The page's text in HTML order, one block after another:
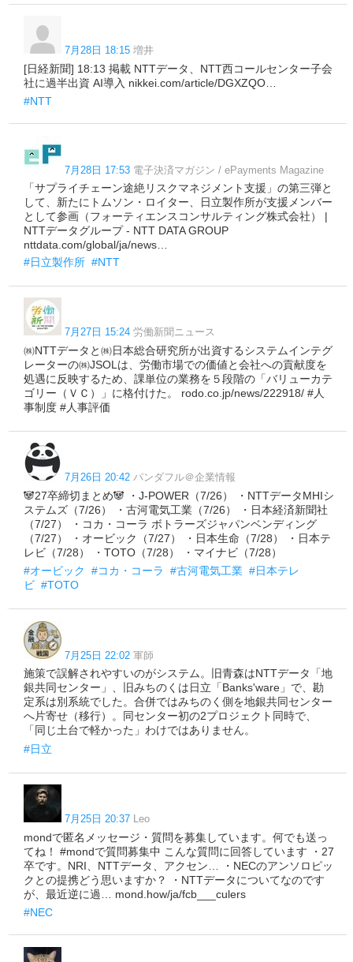
7月28日 18:15 増井
[日経新聞] 18:13 掲載 NTTデータ、NTT西コールセンター子会
社に過半出資 AI導入 nikkei.com/article/DGXZQO…
#NTT
7月28日 17:53 電子決済マガジン / ePayments Magazine
「サプライチェーン途絶リスクマネジメント支援」の第三弾と
して、新たにトムソン・ロイター、日立製作所が支援メンバー
として参画（フォーティエンスコンサルティング株式会社） |
NTTデータグループ - NTT DATA GROUP
nttdata.com/global/ja/news…
#日立製作所 #NTT
7月27日 15:24 労働新聞ニュース
㈱NTTデータと㈱日本総合研究所が出資するシステムインテグ
レーターの㈱JSOLは、労働市場での価値と会社への貢献度を
処遇に反映するため、課単位の業務を５段階の「バリューカテ
ゴリー（ＶＣ）」に格付けた。 rodo.co.jp/news/222918/ #人
事制度 #人事評価
7月26日 20:42 パンダフル＠企業情報
🐼27卒締切まとめ🐼 ・J-POWER（7/26） ・NTTデータMHIシ
ステムズ（7/26） ・古河電気工業（7/26） ・日本経済新聞社
（7/27） ・コカ・コーラ ボトラーズジャパンベンディング
（7/27） ・オービック（7/27） ・日本生命（7/28） ・日本テ
レビ（7/28） ・TOTO（7/28） ・マイナビ（7/28）
#オービック
#コカ・コーラ #古河電気工業 #日本テレ
ビ #TOTO
7月25日 22:02 軍師
施策で誤解されやすいのがシステム。旧青森はNTTデータ「地
銀共同センター」、旧みちのくは日立「Banks'ware」で、勘
定系は別系統でした。合併ではみちのく側を地銀共同センター
へ片寄せ（移行）。同センター初の2プロジェクト同時で、
「同じ土台で軽かった」わけではありません。
#日立
7月25日 20:37 Leo
mondで匿名メッセージ・質問を募集しています。何でも送っ
てね！ #mondで質問募集中 こんな質問に回答しています ・27
卒です。NRI、NTTデータ、アクセン… ・NECのアンソロピッ
クとの提携どう思いますか？ ・NTTデータについてなのです
が、最近逆に過… mond.how/ja/fcb___culers
#NEC